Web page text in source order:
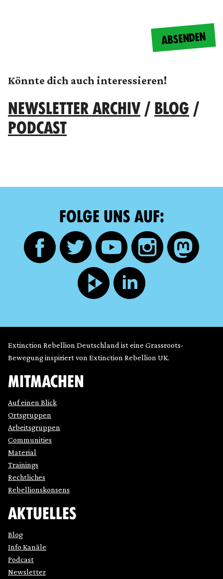
ABSENDEN
Könnte dich auch interessieren!
NEWSLETTER ARCHIV/ BLOG /
PODCAST
FOLGE UNS AUF:
Extinction Rebellion Deutschland ist eine Grassroots-
Bewegung inspiriert von Extinction Rebellion UK.
MITMACHEN
Auf einen Blick
Ortsgruppen
Arbeitsgruppen
Communities
Material
Trainings
Rechtliches
Rebellionskonsens
AKTUELLES
Blog
Info Kanäle
Podcast
Newsletter